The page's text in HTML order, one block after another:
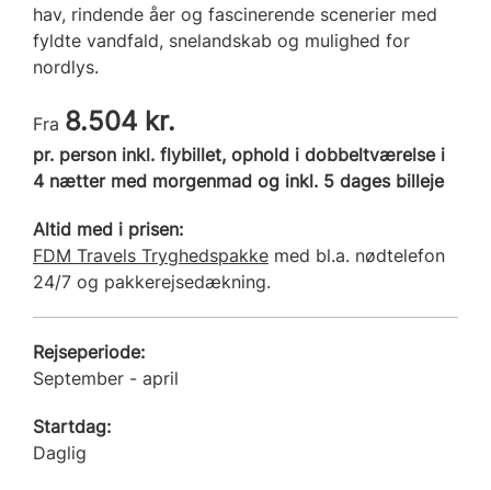
hav, rindende åer og fascinerende scenerier med
fyldte vandfald, snelandskab og mulighed for
nordlys.
Fra 8.504 kr.
pr. person inkl. flybillet, ophold i dobbeltværelse i
4 nætter med morgenmad og inkl. 5 dages billeje
Altid med i prisen:
FDM Travels Tryghedspakke med bl.a. nødtelefon
24/7 og pakkerejsedækning.
Rejseperiode:
September - april
Startdag:
Daglig